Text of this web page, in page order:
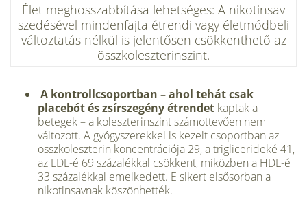
Élet meghosszabbítása lehetséges: A nikotinsav
szedésével mindenfajta étrendi vagy életmódbeli
változtatás nélkül is jelentősen csökkenthető az
összkoleszterinszint.
A kontrollcsoportban – ahol tehát csak
placebót és zsírszegény étrendet kaptak a
betegek – a koleszterinszint számottevően nem
változott. A gyógyszerekkel is kezelt csoportban az
összkoleszterin koncentrációja 29, a triglicerideké 41,
az LDL-é 69 százalékkal csökkent, miközben a HDL-é
33 százalékkal emelkedett. E sikert elsősorban a
nikotinsavnak köszönhették.